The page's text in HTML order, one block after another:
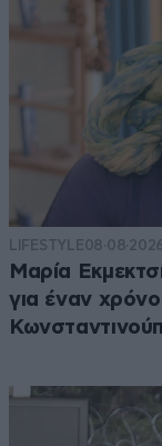
LIFESTYLE
Μαρία
για έναν